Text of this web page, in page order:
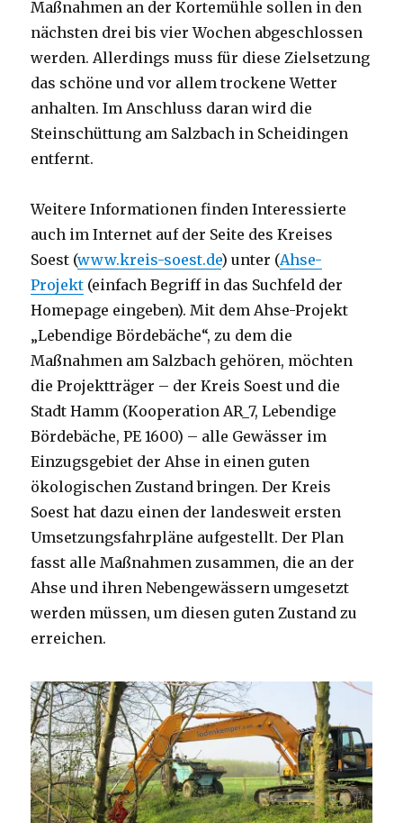
Maßnahmen an der Kortemühle sollen in den
nächsten drei bis vier Wochen abgeschlossen
werden. Allerdings muss für diese Zielsetzung
das schöne und vor allem trockene Wetter
anhalten. Im Anschluss daran wird die
Steinschüttung am Salzbach in Scheidingen
entfernt.
Weitere Informationen finden Interessierte
auch im Internet auf der Seite des Kreises
Soest (www.kreis-soest.de) unter (Ahse-
Projekt (einfach Begriff in das Suchfeld der
Homepage eingeben). Mit dem Ahse-Projekt
„Lebendige Bördebäche“, zu dem die
Maßnahmen am Salzbach gehören, möchten
die Projektträger – der Kreis Soest und die
Stadt Hamm (Kooperation AR_7, Lebendige
Bördebäche, PE 1600) – alle Gewässer im
Einzugsgebiet der Ahse in einen guten
ökologischen Zustand bringen. Der Kreis
Soest hat dazu einen der landesweit ersten
Umsetzungsfahrpläne aufgestellt. Der Plan
fasst alle Maßnahmen zusammen, die an der
Ahse und ihren Nebengewässern umgesetzt
werden müssen, um diesen guten Zustand zu
erreichen.